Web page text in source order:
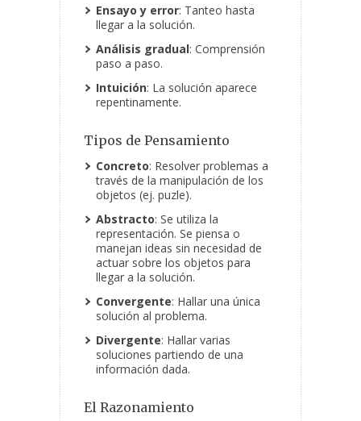
Ensayo y error: Tanteo hasta
llegar a la solución.
Análisis gradual: Comprensión
paso a paso.
Intuición: La solución aparece
repentinamente.
Tipos de Pensamiento
Concreto: Resolver problemas a
través de la manipulación de los
objetos (ej. puzle).
Abstracto: Se utiliza la
representación. Se piensa o
manejan ideas sin necesidad de
actuar sobre los objetos para
llegar a la solución.
Convergente: Hallar una única
solución al problema.
Divergente: Hallar varias
soluciones partiendo de una
información dada.
El Razonamiento